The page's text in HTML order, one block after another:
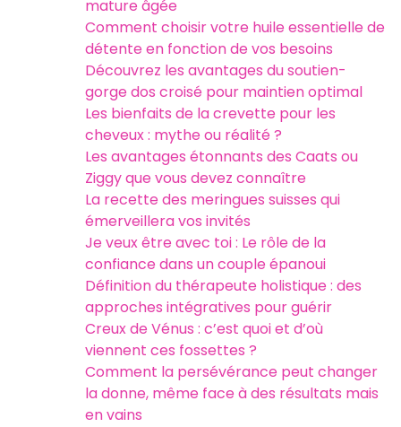
mature âgée
Comment choisir votre huile essentielle de
détente en fonction de vos besoins
Découvrez les avantages du soutien-
gorge dos croisé pour maintien optimal
Les bienfaits de la crevette pour les
cheveux : mythe ou réalité ?
Les avantages étonnants des Caats ou
Ziggy que vous devez connaître
La recette des meringues suisses qui
émerveillera vos invités
Je veux être avec toi : Le rôle de la
confiance dans un couple épanoui
Définition du thérapeute holistique : des
approches intégratives pour guérir
Creux de Vénus : c’est quoi et d’où
viennent ces fossettes ?
Comment la persévérance peut changer
la donne, même face à des résultats mais
en vains